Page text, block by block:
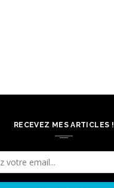
RECEVEZ MES ARTICLES !